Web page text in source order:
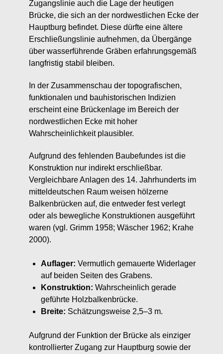
Zugangslinie auch die Lage der heutigen
Brücke, die sich an der nordwestlichen Ecke der
Hauptburg befindet. Diese dürfte eine ältere
Erschließungslinie aufnehmen, da Übergänge
über wasserführende Gräben erfahrungsgemäß
langfristig stabil bleiben.
In der Zusammenschau der topografischen,
funktionalen und bauhistorischen Indizien
erscheint eine Brückenlage im Bereich der
nordwestlichen Ecke mit hoher
Wahrscheinlichkeit plausibler.
Aufgrund des fehlenden Baubefundes ist die
Konstruktion nur indirekt erschließbar.
Vergleichbare Anlagen des 14. Jahrhunderts im
mitteldeutschen Raum weisen hölzerne
Balkenbrücken auf, die entweder fest verlegt
oder als bewegliche Konstruktionen ausgeführt
waren (vgl. Grimm 1958; Wäscher 1962; Krahe
2000).
Auflager: Vermutlich gemauerte Widerlager
auf beiden Seiten des Grabens.
Konstruktion: Wahrscheinlich gerade
geführte Holzbalkenbrücke.
Breite: Schätzungsweise 2,5–3 m.
Aufgrund der Funktion der Brücke als einziger
kontrollierter Zugang zur Hauptburg sowie der